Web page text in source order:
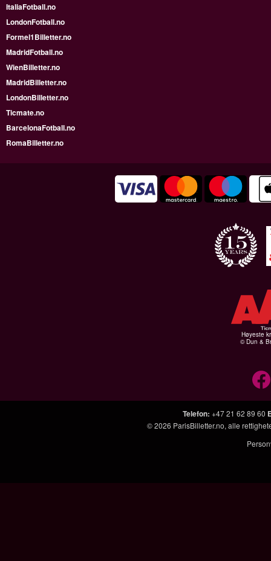
ItaliaFotball.no
LondonFotball.no
Formel1Billetter.no
MadridFotball.no
WienBilletter.no
MadridBilletter.no
LondonBilletter.no
Ticmate.no
BarcelonaFotball.no
RomaBilletter.no
Høyeste
© Dun &
Telefon: +47 21 62 89 60
© 2026 ParisBilletter.no, alle